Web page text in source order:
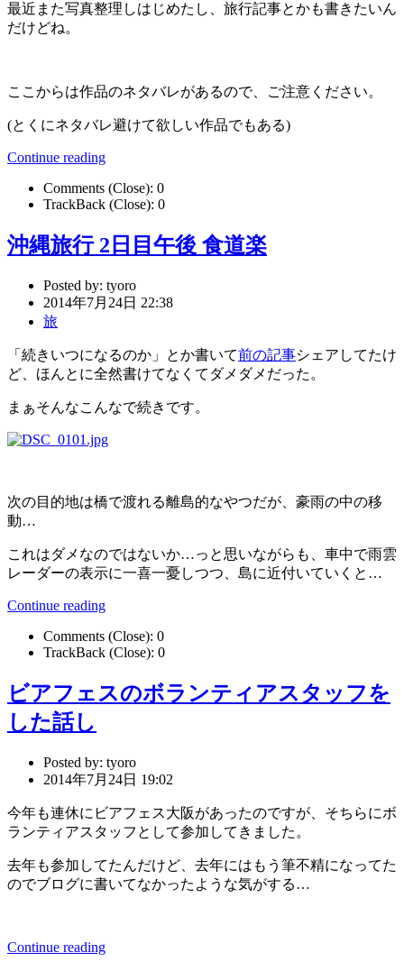
最近また写真整理しはじめたし、旅行記事とかも書きたいん
だけどね。
ここからは作品のネタバレがあるので、ご注意ください。
(とくにネタバレ避けて欲しい作品でもある)
Continue reading
Comments (Close): 0
TrackBack (Close): 0
沖縄旅行 2日目午後 食道楽
Posted by: tyoro
2014年7月24日 22:38
旅
「続きいつになるのか」とか書いて前の記事シェアしてたけ
ど、ほんとに全然書けてなくてダメダメだった。
まぁそんなこんなで続きです。
次の目的地は橋で渡れる離島的なやつだが、豪雨の中の移
動…
これはダメなのではないか…っと思いながらも、車中で雨雲
レーダーの表示に一喜一憂しつつ、島に近付いていくと…
Continue reading
Comments (Close): 0
TrackBack (Close): 0
ビアフェスのボランティアスタッフを
した話し
Posted by: tyoro
2014年7月24日 19:02
今年も連休にビアフェス大阪があったのですが、そちらにボ
ランティアスタッフとして参加してきました。
去年も参加してたんだけど、去年にはもう筆不精になってた
のでブログに書いてなかったような気がする…
Continue reading